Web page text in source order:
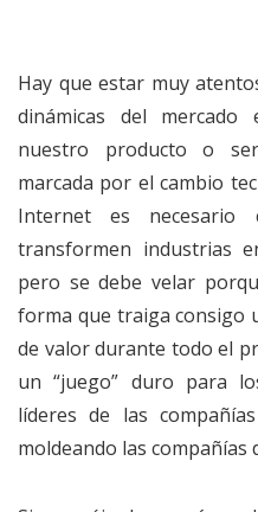
Hay que estar muy
dinámicas del
nuestro producto o
marcada por el cambio
Internet es necesario
transformen industrias
pero se debe velar
forma que traiga consigo
de valor durante todo el
un “juego” duro para
líderes de las
moldeando las compañías